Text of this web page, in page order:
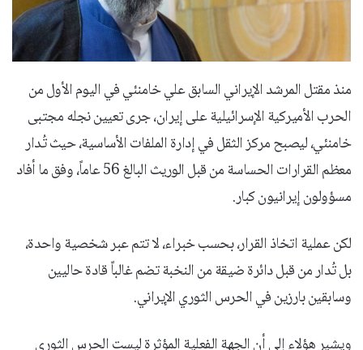
منذ مقتل المرشد الإيراني السابق علي خامنئي في اليوم الأول من
الحرب الأميركية الإسرائيلية على إيران، جرى تعيين نجله مجتبى
خامنئي، ليصبح مركز الثقل في إدارة الملفات الأساسية، حيث تُدار
معظم القرارات الحساسة من قبل الوريث البالغ 56 عاماً، وفق ما أفاد
مسؤولون إيرانيون كبار.
لكن عملية اتخاذ القرار، بحسب خبراء، لا تتم عبر شخصية واحدة،
بل تُدار من قبل دائرة ضيقة من النخبة تضم غالباً قادة حاليين
وسابقين بارزين في الحرس الثوري الإيراني.